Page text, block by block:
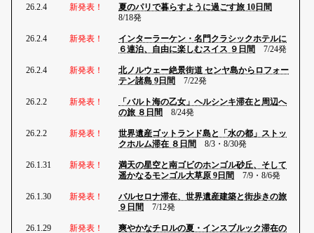
26.2.4 新発表！
夏のパリで暮らすように過ごす旅 10日間
8/18発
26.2.4 新発表！
インターラーケン・名門クラシックホテルに
６連泊、自由に楽しむスイス ９日間
7/24発
26.2.4 新発表！
北ノルウェー絶景街道 センヤ島からロフォー
テン諸島 9日間
7/22発
26.2.2 新発表！
「バルト海の乙女」ヘルシンキ滞在と周辺へ
の旅 ８日間
8/24発
26.2.2 新発表！
世界遺産ゴットランド島と「水の都」ストッ
クホルム滞在 ８日間
8/3・8/30発
26.1.31 新発表！
満天の星空と南ゴビのホンゴル砂丘、そして
遥かなるモンゴル大草原 9日間
7/9・8/6発
26.1.30 新発表！
バルセロナ滞在、世界遺産建築と街歩きの旅
９日間
7/12発
26.1.29 新発表！
爽やかなチロルの夏・インスブルック滞在の